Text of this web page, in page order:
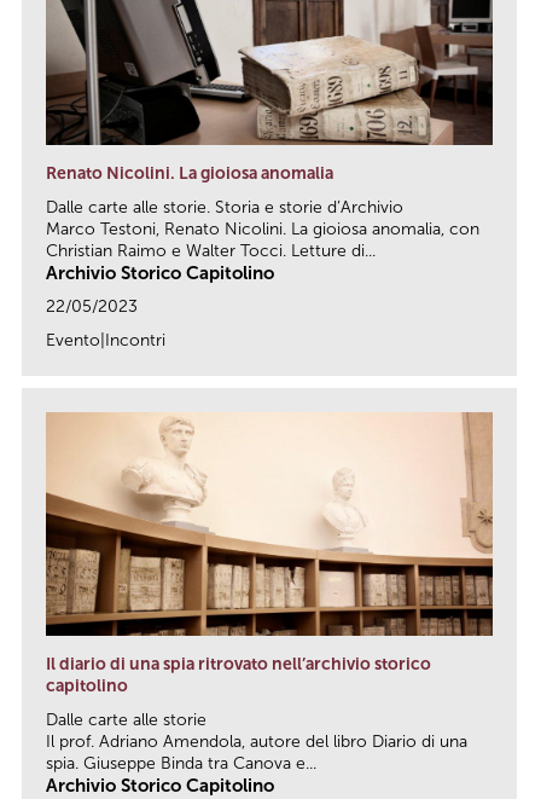
Renato Nicolini. La gioiosa anomalia
Dalle carte alle storie. Storia e storie d’Archivio
Marco Testoni, Renato Nicolini. La gioiosa anomalia, con
Christian Raimo e Walter Tocci. Letture di...
Archivio Storico Capitolino
22/05/2023
Evento|Incontri
Il diario di una spia ritrovato nell’archivio storico
capitolino
Dalle carte alle storie
Il prof. Adriano Amendola, autore del libro Diario di una
spia. Giuseppe Binda tra Canova e...
Archivio Storico Capitolino